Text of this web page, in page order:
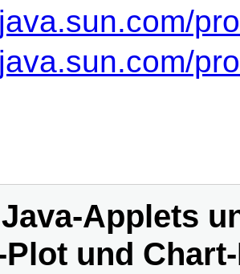
Applets
und